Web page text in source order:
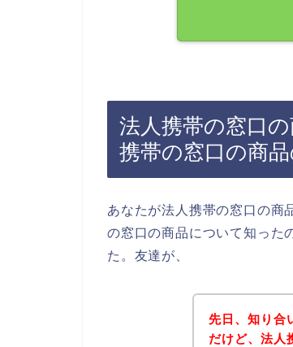
法人携帯の窓口
携帯の窓口の商
あなたが法人携帯の窓口の商
の窓口の商品について知った
た。友達が、
先日、知り合
だけど、法人